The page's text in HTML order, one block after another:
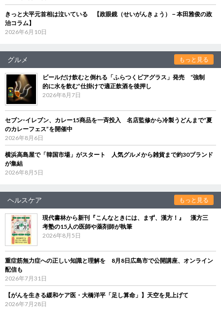
きっと大平元首相は泣いている 【政眼鏡（せいがんきょう）－本田雅俊の政
治コラム】
2026年6月10日
グルメ もっと見る
ビールだけ飲むと倒れる「ふらつくビアグラス」発売 “強制
的に水を飲む”仕掛けで適正飲酒を後押し
2026年8月7日
セブン‐イレブン、カレー15商品を一斉投入 名店監修から冷製うどんまで“夏
のカレーフェス”を開催中
2026年8月6日
横浜高島屋で「韓国市場」がスタート 人気グルメから雑貨まで約30ブランド
が集結
2026年8月5日
ヘルスケア もっと見る
現代書林から新刊『こんなときには、まず、漢方！』 漢方三
考塾の15人の医師や薬剤師が執筆
2026年8月5日
重症筋無力症への正しい知識と理解を 8月8日広島市で公開講座、オンライン
配信も
2026年7月31日
【がんを生きる緩和ケア医・大橋洋平「足し算命」】天空を見上げて
2026年7月28日